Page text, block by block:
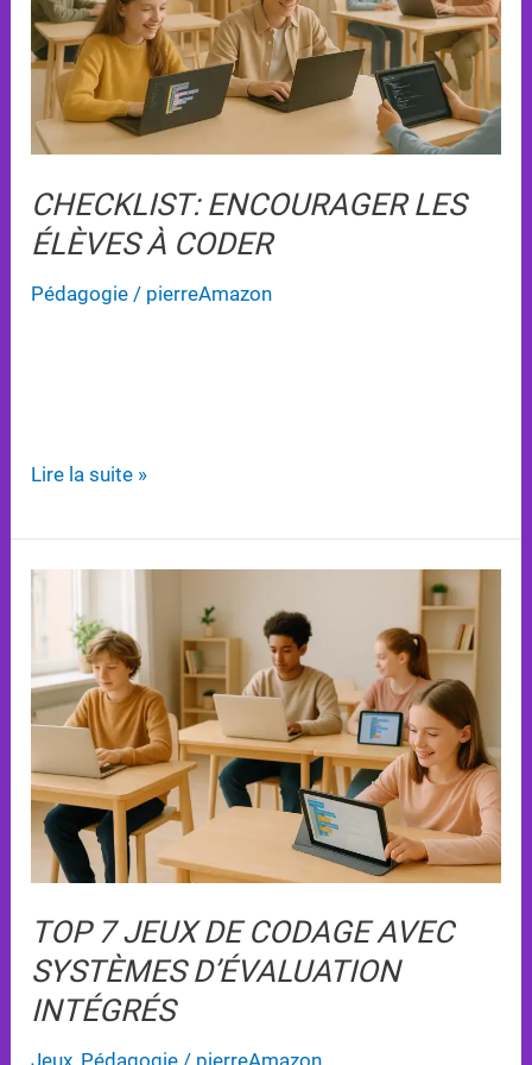
CHECKLIST: ENCOURAGER LES
ÉLÈVES À CODER
Pédagogie / pierreAmazon
Coder
Lire la suite »
TOP 7 JEUX DE CODAGE AVEC
SYSTÈMES D’ÉVALUATION
INTÉGRÉS
Top
de
Codage
Systèmes
d’Évaluation
Intégrés